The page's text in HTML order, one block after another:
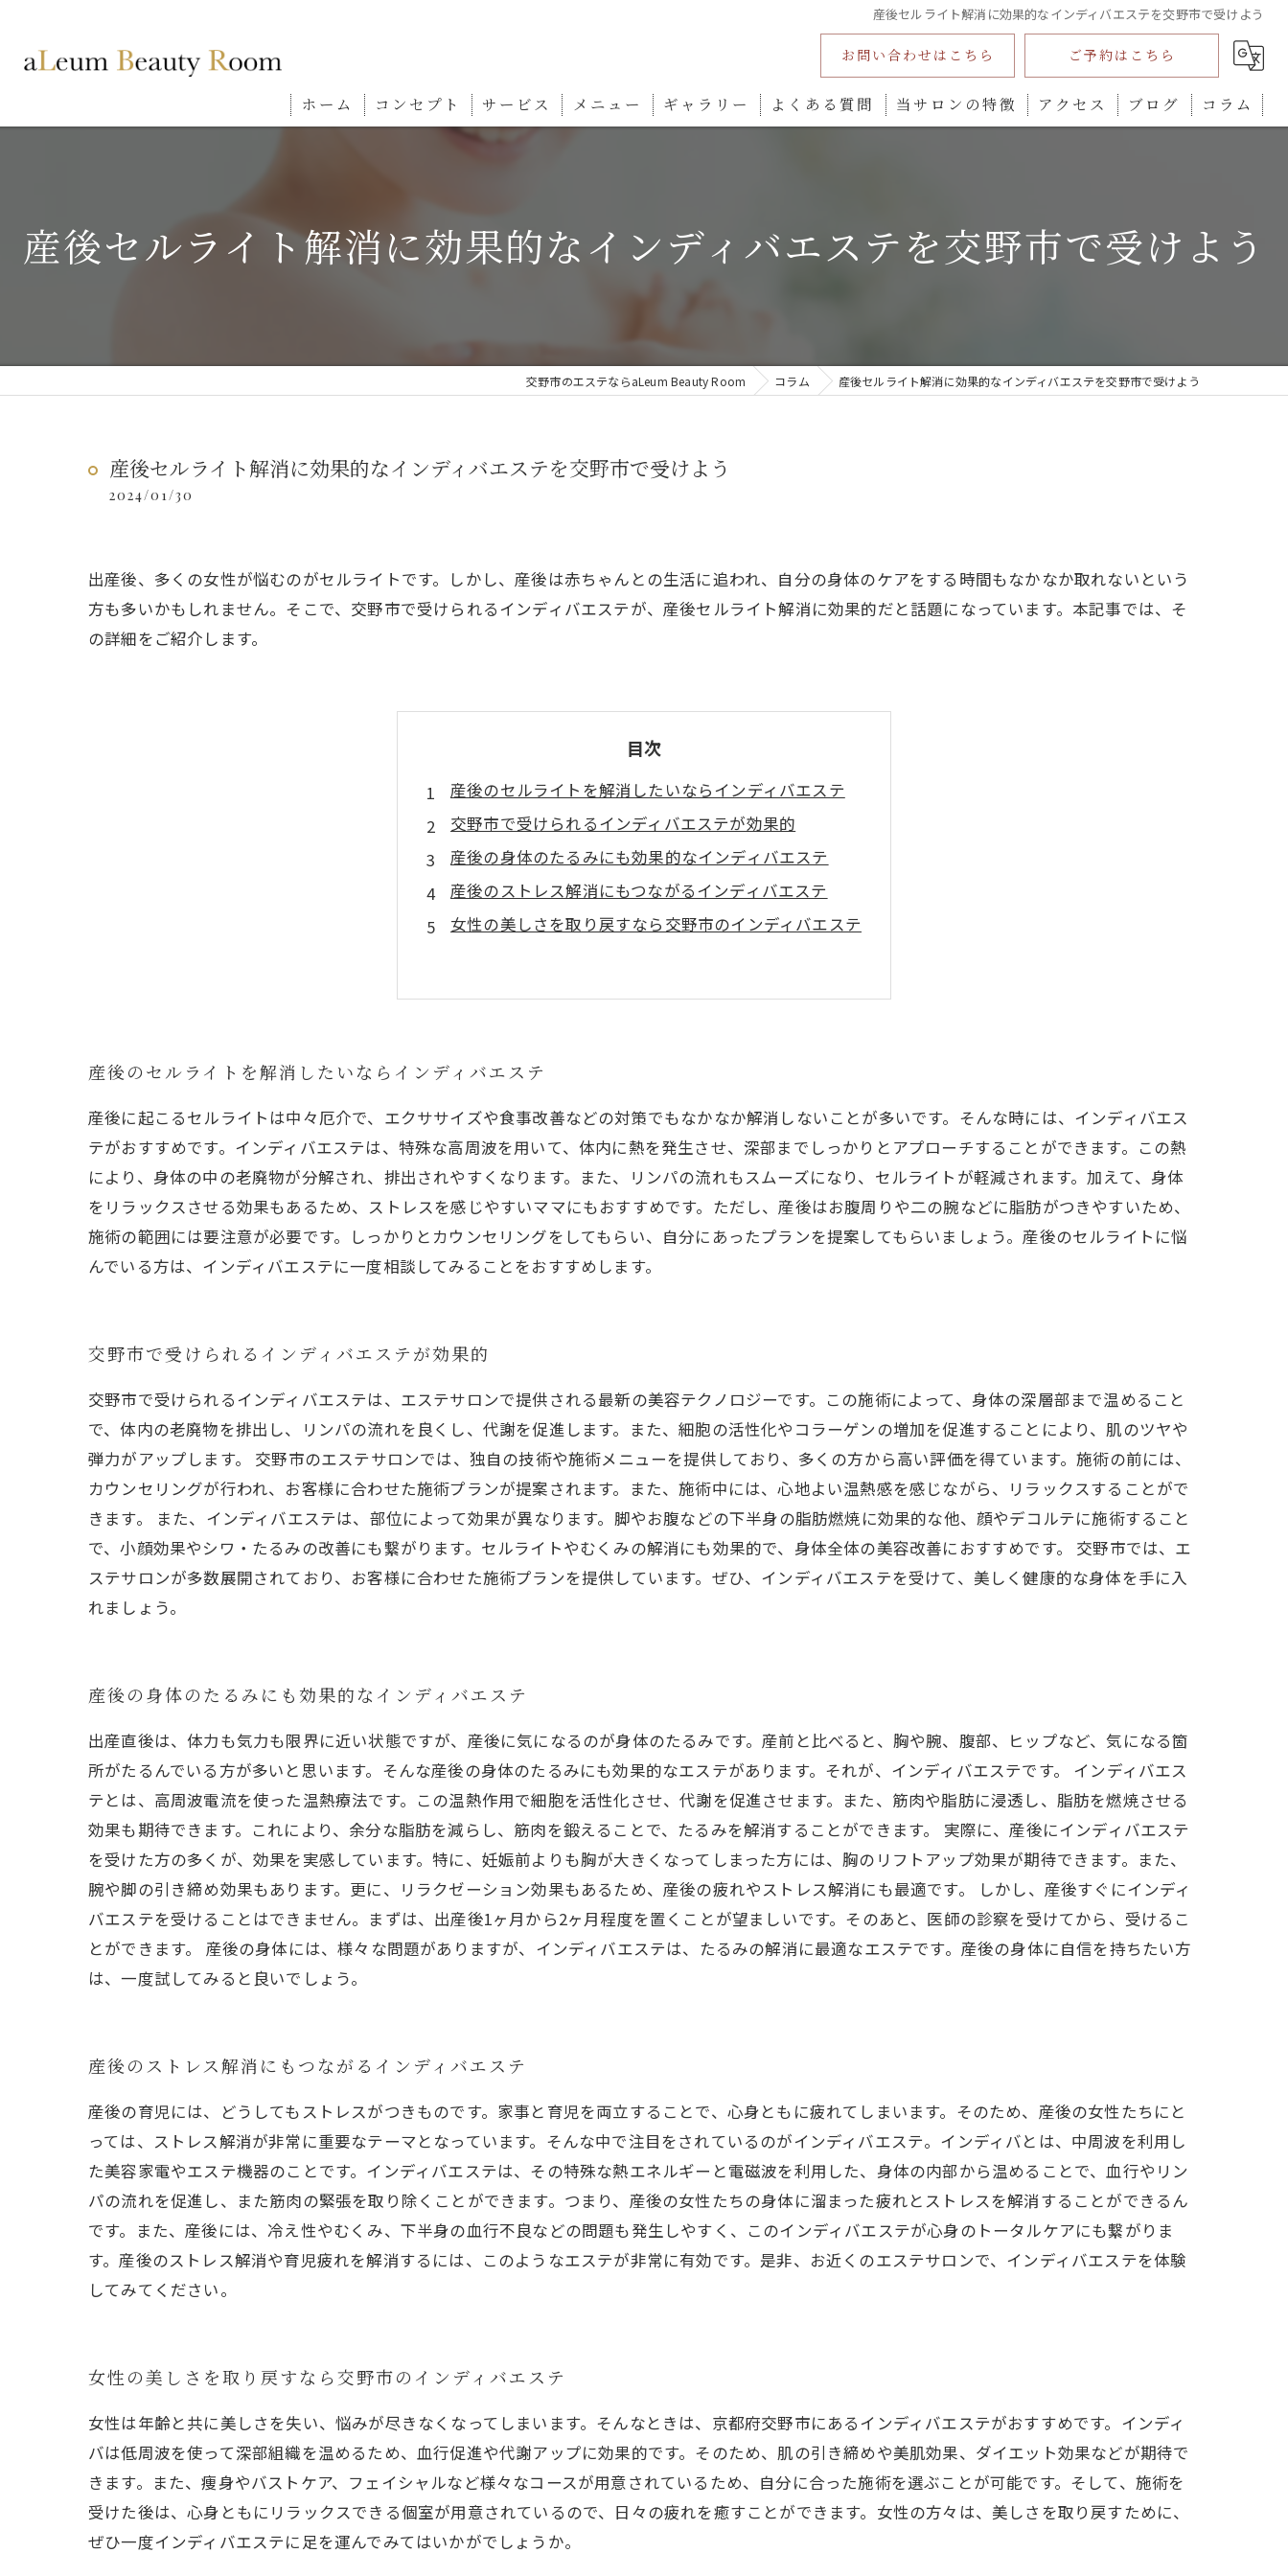
産後セルライト解消に効果的なインディバエステを交野市で受けよう
お問い合わせはこちら ご予約はこちら
ホーム コンセプト サービス メニュー ギャラリー よくある質問 当サロンの特徴
プライベートサロン
アクセス ブログ コラム
産後セルライト解消に効果的なインディバエステを交野市で受けよう
交野市のエステならaLeum Beauty Room コラム 産後セルライト解消に効果的なインディバエステを交野市で受けよう
産後セルライト解消に効果的なインディバエステを交野市で受けよう
2024/01/30
出産後、多くの女性が悩むのがセルライトです。しかし、産後は赤ちゃんとの生活に追われ、自分の身体のケアをする時間もなかなか取れないという
方も多いかもしれません。そこで、交野市で受けられるインディバエステが、産後セルライト解消に効果的だと話題になっています。本記事では、そ
の詳細をご紹介します。
目次
産後のセルライトを解消したいならインディバエステ
交野市で受けられるインディバエステが効果的
産後の身体のたるみにも効果的なインディバエステ
産後のストレス解消にもつながるインディバエステ
女性の美しさを取り戻すなら交野市のインディバエステ
産後のセルライトを解消したいならインディバエステ
産後に起こるセルライトは中々厄介で、エクササイズや食事改善などの対策でもなかなか解消しないことが多いです。そんな時には、インディバエス
テがおすすめです。インディバエステは、特殊な高周波を用いて、体内に熱を発生させ、深部までしっかりとアプローチすることができます。この熱
により、身体の中の老廃物が分解され、排出されやすくなります。また、リンパの流れもスムーズになり、セルライトが軽減されます。加えて、身体
をリラックスさせる効果もあるため、ストレスを感じやすいママにもおすすめです。ただし、産後はお腹周りや二の腕などに脂肪がつきやすいため、
施術の範囲には要注意が必要です。しっかりとカウンセリングをしてもらい、自分にあったプランを提案してもらいましょう。産後のセルライトに悩
んでいる方は、インディバエステに一度相談してみることをおすすめします。
交野市で受けられるインディバエステが効果的
交野市で受けられるインディバエステは、エステサロンで提供される最新の美容テクノロジーです。この施術によって、身体の深層部まで温めること
で、体内の老廃物を排出し、リンパの流れを良くし、代謝を促進します。また、細胞の活性化やコラーゲンの増加を促進することにより、肌のツヤや
弾力がアップします。 交野市のエステサロンでは、独自の技術や施術メニューを提供しており、多くの方から高い評価を得ています。施術の前には、
カウンセリングが行われ、お客様に合わせた施術プランが提案されます。また、施術中には、心地よい温熱感を感じながら、リラックスすることがで
きます。 また、インディバエステは、部位によって効果が異なります。脚やお腹などの下半身の脂肪燃焼に効果的な他、顔やデコルテに施術すること
で、小顔効果やシワ・たるみの改善にも繋がります。セルライトやむくみの解消にも効果的で、身体全体の美容改善におすすめです。 交野市では、エ
ステサロンが多数展開されており、お客様に合わせた施術プランを提供しています。ぜひ、インディバエステを受けて、美しく健康的な身体を手に入
れましょう。
産後の身体のたるみにも効果的なインディバエステ
出産直後は、体力も気力も限界に近い状態ですが、産後に気になるのが身体のたるみです。産前と比べると、胸や腕、腹部、ヒップなど、気になる箇
所がたるんでいる方が多いと思います。そんな産後の身体のたるみにも効果的なエステがあります。それが、インディバエステです。 インディバエス
テとは、高周波電流を使った温熱療法です。この温熱作用で細胞を活性化させ、代謝を促進させます。また、筋肉や脂肪に浸透し、脂肪を燃焼させる
効果も期待できます。これにより、余分な脂肪を減らし、筋肉を鍛えることで、たるみを解消することができます。 実際に、産後にインディバエステ
を受けた方の多くが、効果を実感しています。特に、妊娠前よりも胸が大きくなってしまった方には、胸のリフトアップ効果が期待できます。また、
腕や脚の引き締め効果もあります。更に、リラクゼーション効果もあるため、産後の疲れやストレス解消にも最適です。 しかし、産後すぐにインディ
バエステを受けることはできません。まずは、出産後1ヶ月から2ヶ月程度を置くことが望ましいです。そのあと、医師の診察を受けてから、受けるこ
とができます。 産後の身体には、様々な問題がありますが、インディバエステは、たるみの解消に最適なエステです。産後の身体に自信を持ちたい方
は、一度試してみると良いでしょう。
産後のストレス解消にもつながるインディバエステ
産後の育児には、どうしてもストレスがつきものです。家事と育児を両立することで、心身ともに疲れてしまいます。そのため、産後の女性たちにと
っては、ストレス解消が非常に重要なテーマとなっています。そんな中で注目をされているのがインディバエステ。インディバとは、中周波を利用し
た美容家電やエステ機器のことです。インディバエステは、その特殊な熱エネルギーと電磁波を利用した、身体の内部から温めることで、血行やリン
パの流れを促進し、また筋肉の緊張を取り除くことができます。つまり、産後の女性たちの身体に溜まった疲れとストレスを解消することができるん
です。また、産後には、冷え性やむくみ、下半身の血行不良などの問題も発生しやすく、このインディバエステが心身のトータルケアにも繋がりま
す。産後のストレス解消や育児疲れを解消するには、このようなエステが非常に有効です。是非、お近くのエステサロンで、インディバエステを体験
してみてください。
女性の美しさを取り戻すなら交野市のインディバエステ
女性は年齢と共に美しさを失い、悩みが尽きなくなってしまいます。そんなときは、京都府交野市にあるインディバエステがおすすめです。インディ
バは低周波を使って深部組織を温めるため、血行促進や代謝アップに効果的です。そのため、肌の引き締めや美肌効果、ダイエット効果などが期待で
きます。また、痩身やバストケア、フェイシャルなど様々なコースが用意されているため、自分に合った施術を選ぶことが可能です。そして、施術を
受けた後は、心身ともにリラックスできる個室が用意されているので、日々の疲れを癒すことができます。女性の方々は、美しさを取り戻すために、
ぜひ一度インディバエステに足を運んでみてはいかがでしょうか。